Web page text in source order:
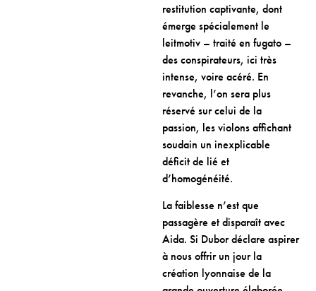
restitution captivante, dont
émerge spécialement le
leitmotiv – traité en fugato –
des conspirateurs, ici très
intense, voire acéré. En
revanche, l’on sera plus
réservé sur celui de la
passion, les violons affichant
soudain un inexplicable
déficit de lié et
d’homogénéité.
La faiblesse n’est que
passagère et disparaît avec
Aida. Si Dubor déclare aspirer
à nous offrir un jour la
création lyonnaise de la